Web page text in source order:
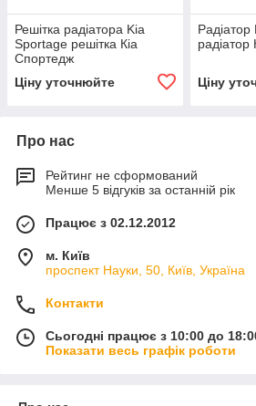
Решітка радіатора Kia
Sportage решітка Кіа
Спортедж
Ціну уточнюйте
радіатор
Ціну
Про нас
Рейтинг не сформований
Менше 5 відгуків за останній рік
Працює з 02.12.2012
м. Київ
проспект Науки, 50, Київ, Україна
Контакти
Сьогодні працює з 10:00 до
Показати весь графік роботи